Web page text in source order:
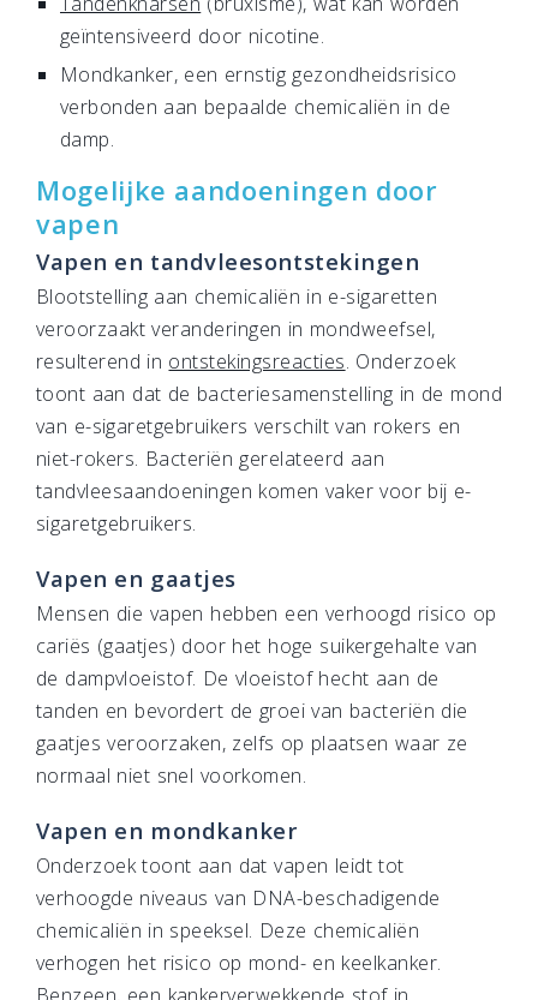
geïntensiveerd door nicotine.
Mondkanker, een ernstig gezondheidsrisico
verbonden aan bepaalde chemicaliën in de
damp.
Mogelijke aandoeningen door
vapen
Vapen en tandvleesontstekingen
Blootstelling aan chemicaliën in e-sigaretten
veroorzaakt veranderingen in mondweefsel,
resulterend in ontstekingsreacties. Onderzoek
toont aan dat de bacteriesamenstelling in de mond
van e-sigaretgebruikers verschilt van rokers en
niet-rokers. Bacteriën gerelateerd aan
tandvleesaandoeningen komen vaker voor bij e-
sigaretgebruikers.
Vapen en gaatjes
Mensen die vapen hebben een verhoogd risico op
cariës (gaatjes) door het hoge suikergehalte van
de dampvloeistof. De vloeistof hecht aan de
tanden en bevordert de groei van bacteriën die
gaatjes veroorzaken, zelfs op plaatsen waar ze
normaal niet snel voorkomen.
Vapen en mondkanker
Onderzoek toont aan dat vapen leidt tot
verhoogde niveaus van DNA-beschadigende
chemicaliën in speeksel. Deze chemicaliën
verhogen het risico op mond- en keelkanker.